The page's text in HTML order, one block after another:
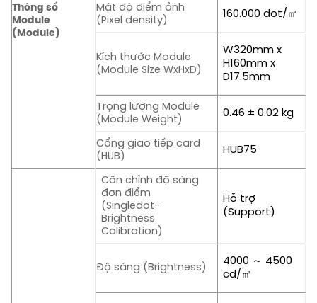
Thông số
Module
(Module)
Mật độ điểm ảnh
(Pixel density)
160.000 dot/㎡
Kích thước Module
(Module Size WxHxD)
W320mm x
H160mm x
D17.5mm
Trọng lượng Module
(Module Weight)
0.46 ± 0.02 kg
Cổng giao tiếp card
(HUB)
HUB75
Cân chỉnh độ sáng
đơn điểm
(Singledot-
Brightness
Calibration)
Hỗ trợ
(Support)
Độ sáng (Brightness)
4000 ～ 4500
cd/㎡